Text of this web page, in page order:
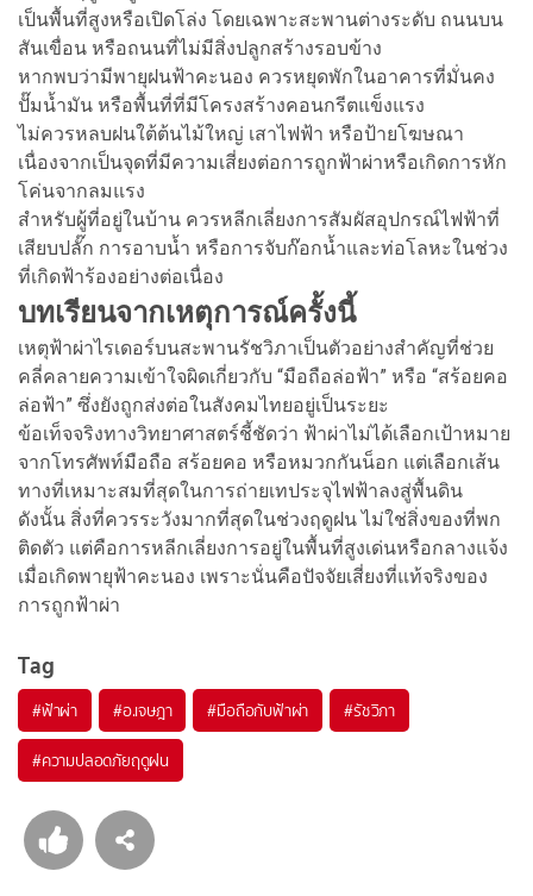
เป็นพื้นที่สูงหรือเปิดโล่ง โดยเฉพาะสะพานต่างระดับ ถนนบน
สันเขื่อน หรือถนนที่ไม่มีสิ่งปลูกสร้างรอบข้าง
หากพบว่ามีพายุฝนฟ้าคะนอง ควรหยุดพักในอาคารที่มั่นคง
ปั๊มน้ำมัน หรือพื้นที่ที่มีโครงสร้างคอนกรีตแข็งแรง
ไม่ควรหลบฝนใต้ต้นไม้ใหญ่ เสาไฟฟ้า หรือป้ายโฆษณา
เนื่องจากเป็นจุดที่มีความเสี่ยงต่อการถูกฟ้าผ่าหรือเกิดการหัก
โค่นจากลมแรง
สำหรับผู้ที่อยู่ในบ้าน ควรหลีกเลี่ยงการสัมผัสอุปกรณ์ไฟฟ้าที่
เสียบปลั๊ก การอาบน้ำ หรือการจับก๊อกน้ำและท่อโลหะในช่วง
ที่เกิดฟ้าร้องอย่างต่อเนื่อง
บทเรียนจากเหตุการณ์ครั้งนี้
เหตุฟ้าผ่าไรเดอร์บนสะพานรัชวิภาเป็นตัวอย่างสำคัญที่ช่วย
คลี่คลายความเข้าใจผิดเกี่ยวกับ “มือถือล่อฟ้า” หรือ “สร้อยคอ
ล่อฟ้า” ซึ่งยังถูกส่งต่อในสังคมไทยอยู่เป็นระยะ
ข้อเท็จจริงทางวิทยาศาสตร์ชี้ชัดว่า ฟ้าผ่าไม่ได้เลือกเป้าหมาย
จากโทรศัพท์มือถือ สร้อยคอ หรือหมวกกันน็อก แต่เลือกเส้น
ทางที่เหมาะสมที่สุดในการถ่ายเทประจุไฟฟ้าลงสู่พื้นดิน
ดังนั้น สิ่งที่ควรระวังมากที่สุดในช่วงฤดูฝน ไม่ใช่สิ่งของที่พก
ติดตัว แต่คือการหลีกเลี่ยงการอยู่ในพื้นที่สูงเด่นหรือกลางแจ้ง
เมื่อเกิดพายุฟ้าคะนอง เพราะนั่นคือปัจจัยเสี่ยงที่แท้จริงของ
การถูกฟ้าผ่า
Tag
#ฟ้าผ่า #อ.เจษฎา #มือถือกับฟ้าผ่า #รัชวิภา
#ความปลอดภัยฤดูฝน